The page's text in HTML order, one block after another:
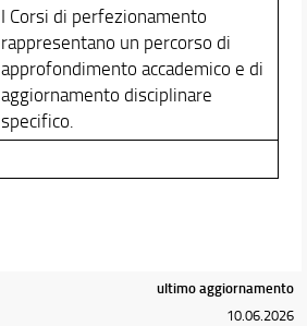
I Corsi di perfezionamento
rappresentano un percorso di
approfondimento accademico e di
aggiornamento disciplinare
specifico.
ultimo aggiornamento
10.06.2026